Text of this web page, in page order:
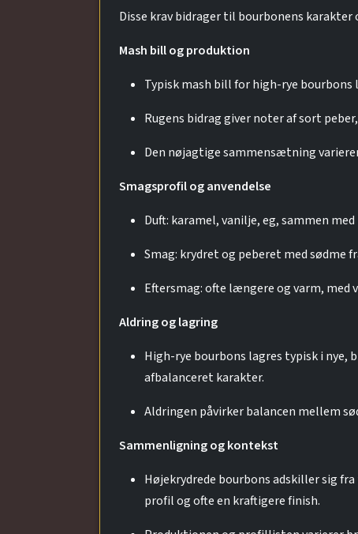
Disse krav bidrager til bourbonens
Mash bill og produktion
Typisk mash bill for high-rye bourbons
Rugens bidrag giver noter af sort
Den nøjagtige sammensætning
Smagsprofil og anvendelse
Duft: karamel, vanilje, eg, sammen
Smag: krydret og peberet med sødme
Eftersmag: ofte længere og varm, med
Aldring og lagring
High-rye bourbons lagres typisk i
afbalanceret karakter.
Aldringen påvirker balancen mellem
Sammenligning og kontekst
Højekrydrede bourbons adskiller sig
profil og ofte en kraftigere finish.